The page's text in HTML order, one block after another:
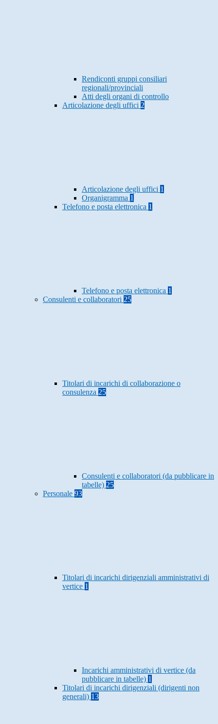
Rendiconti gruppi consiliari
regionali/provinciali
Atti degli organi di controllo
Articolazione degli uffici 2
Articolazione degli uffici 1
Organigramma 1
Telefono e posta elettronica 1
Telefono e posta elettronica 1
Consulenti e collaboratori 25
Titolari di incarichi di collaborazione o
consulenza 25
Consulenti e collaboratori (da pubblicare in
tabelle) 25
Personale 93
Titolari di incarichi dirigenziali amministrativi di
vertice 1
Incarichi amministrativi di vertice (da
pubblicare in tabelle) 1
Titolari di incarichi dirigenziali (dirigenti non
generali) 13